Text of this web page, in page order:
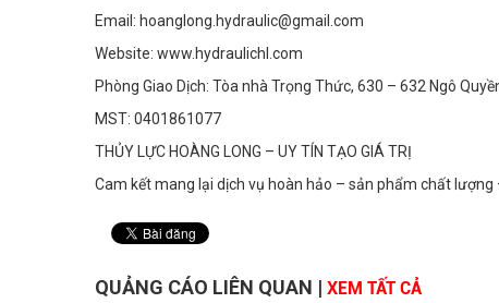
Email: hoanglong.hydraulic@gmail.com
Website: www.hydraulichl.com
Phòng Giao Dịch: Tòa nhà Trọng Thức, 630 – 632 Ngô
MST: 0401861077
THỦY LỰC HOÀNG LONG – UY TÍN TẠO GIÁ TRỊ
Cam kết mang lại dịch vụ hoàn hảo – sản phẩm chất
QUẢNG CÁO LIÊN QUAN | XEM TẤT CẢ